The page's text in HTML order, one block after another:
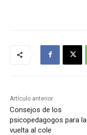
Artículo anterior
Consejos de los
psicopedagogos para la
vuelta al cole